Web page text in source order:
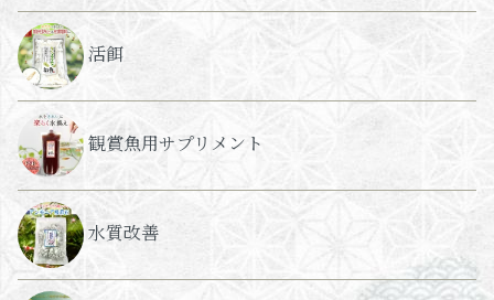
活餌
観賞魚用サプリメント
水質改善